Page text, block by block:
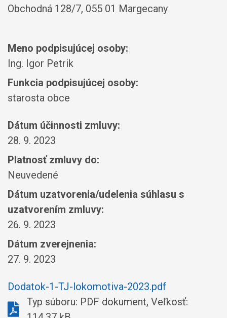
Obchodná 128/7, 055 01 Margecany
Meno podpisujúcej osoby:
Ing. Igor Petrik
Funkcia podpisujúcej osoby:
starosta obce
Dátum účinnosti zmluvy:
28. 9. 2023
Platnosť zmluvy do:
Neuvedené
Dátum uzatvorenia/udelenia súhlasu s
uzatvorením zmluvy:
26. 9. 2023
Dátum zverejnenia:
27. 9. 2023
Dodatok-1-TJ-lokomotiva-2023.pdf
Typ súboru: PDF dokument, Veľkosť: